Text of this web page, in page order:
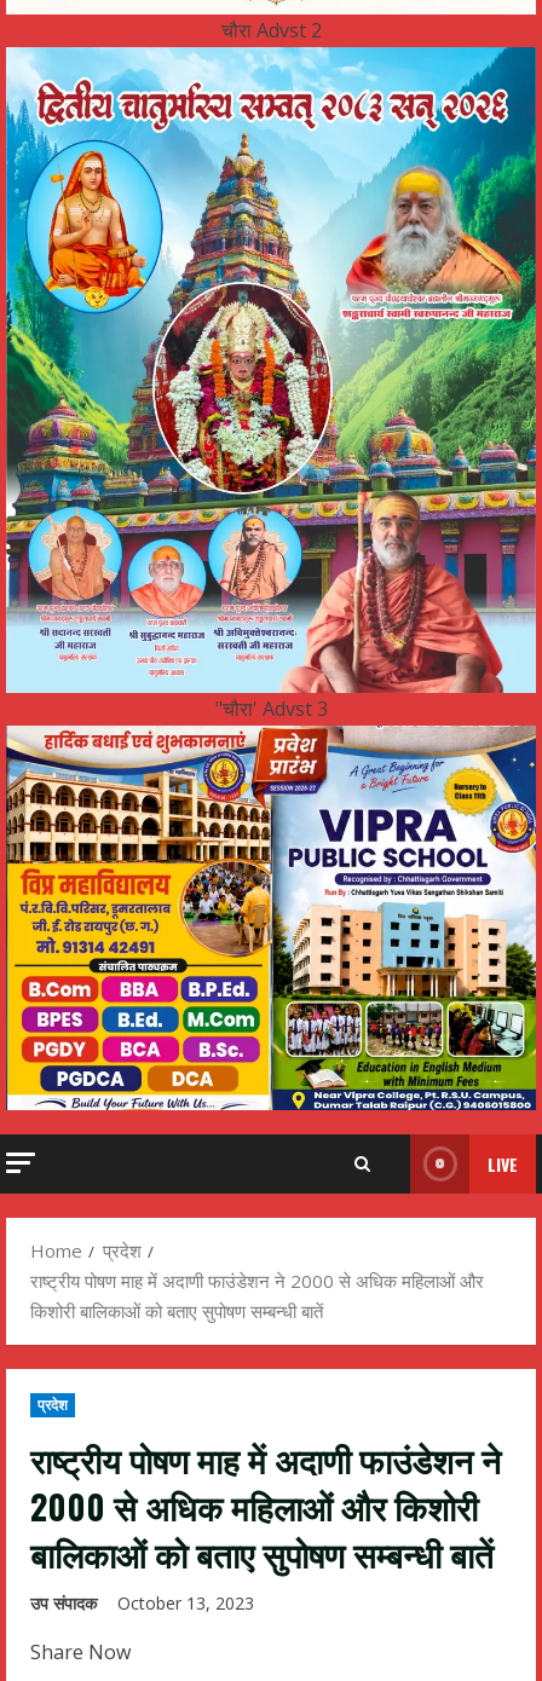
चौरा Advst 2
"चौरा' Advst 3
LIVE
Home
प्रदेश
राष्ट्रीय पोषण माह में अदाणी फाउंडेशन ने 2000 से अधिक महिलाओं और
किशोरी बालिकाओं को बताए सुपोषण सम्बन्धी बातें
प्रदेश
राष्ट्रीय पोषण माह में अदाणी फाउंडेशन ने
2000 से अधिक महिलाओं और किशोरी
बालिकाओं को बताए सुपोषण सम्बन्धी बातें
उप संपादक October 13, 2023
Share Now